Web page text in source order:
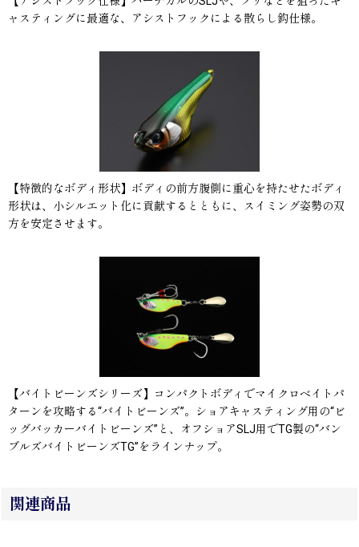
ャスティングに最適な、アシストフックによる散らし鈎仕様。
【特徴的なボディ形状】ボディの前方腹側に重心を持たせたボディ
形状は、小シルエット化に貢献するとともに、スイミング姿勢の双
方を安定させます。
【バイトビーンズシリーズ】コンパクトボディでマイクロベイトパ
ターンを攻略する“バイトビーンズ”。ショアキャスティング用の“ビ
ッグバッカーバイトビーンズ”と、オフショアSLJ用でTG製の“バン
ブルズバイトビーンズTG”をラインナップ。
関連商品